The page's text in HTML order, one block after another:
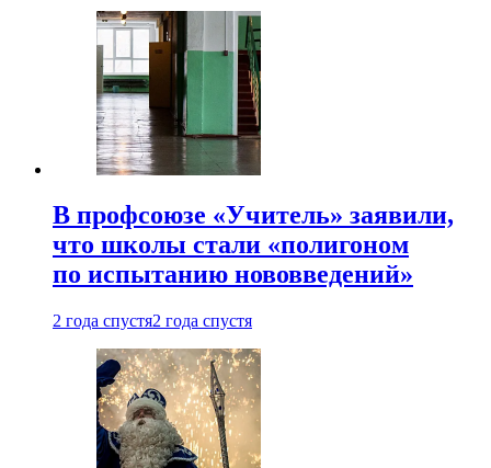
В профсоюзе «Учитель» заявили,
что школы стали «полигоном
по испытанию нововведений»
2 года спустя2 года спустя